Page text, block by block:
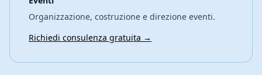
Organizzazione, costruzione e direzione eventi.
Richiedi consulenza gratuita →